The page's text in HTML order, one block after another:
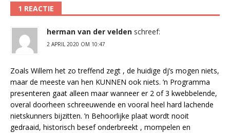
1 REACTIE
herman van der velden schreef:
2 APRIL 2020 OM 10:47
Zoals Willem het zo treffend zegt , de huidige dj’s mogen niets,
maar de meeste van hen KUNNEN ook niets. ’n Programma
presenteren gaat alleen maar wanneer er 2 of 3 kwebbelende,
overal doorheen schreeuwende en vooral heel hard lachende
nietskunners bijzitten. ’n Behoorlijke plaat wordt nooit
gedraaid, historisch besef onderbreekt , mompelen en